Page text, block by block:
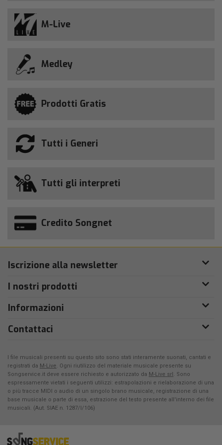
M-Live
Medley
Prodotti Gratis
Tutti i Generi
Tutti gli interpreti
Credito Songnet
Iscrizione alla newsletter
I nostri prodotti
Informazioni
Contattaci
I file musicali presenti su questo sito sono stati interamente suonati, cantati e
registrati da M-Live. Ogni riutilizzo del materiale musicale presente su
Songservice.it deve essere richiesto e autorizzato da M-Live srl. Sono
espressamente vietati i seguenti utilizzi: estrapolazioni e rielaborazione di una
o più tracce MIDI o audio di un singolo brano musicale, registrazione di una
base musicale o parte di essa, estrazione del testo presente all'interno dei file
musicali. (Aut. SIAE n. 1287/I/106)